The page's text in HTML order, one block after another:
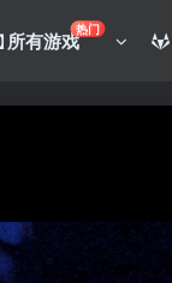
所有游戏热门